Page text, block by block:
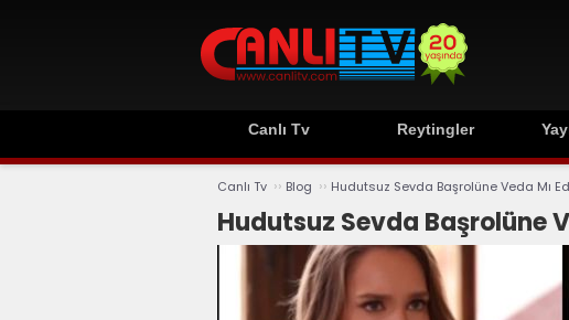
Canlı Tv Reytingler
Canlı Tv ›› Blog ›› Hudutsuz Sevda Başrolüne Veda Mı
Hudutsuz Sevda Başrolüne